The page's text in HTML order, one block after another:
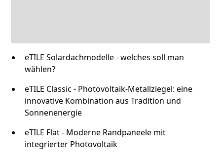
eTILE Solardachmodelle - welches soll man
wählen?
eTILE Classic - Photovoltaik-Metallziegel: eine
innovative Kombination aus Tradition und
Sonnenenergie
eTILE Flat - Moderne Randpaneele mit
integrierter Photovoltaik